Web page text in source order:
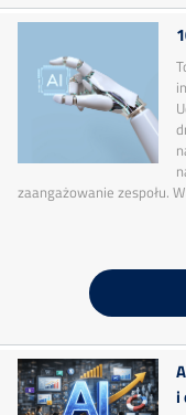
zaangażowanie zespołu.
i